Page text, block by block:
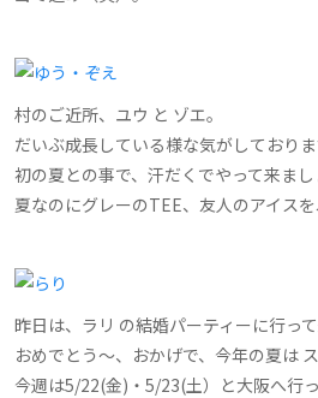
村のご近所、ユウ と ゾエ。
だいぶ成長している様な気がしておりま
初の夏との事で、汗だくでやって来まし
夏なのにグレーのTEE、友人のアイス
昨日は、ラリ の結婚パーティーに行って
おめでとう〜、おかげで、今年の夏は
今週は5/22(金)・5/23(土）と大阪へ行